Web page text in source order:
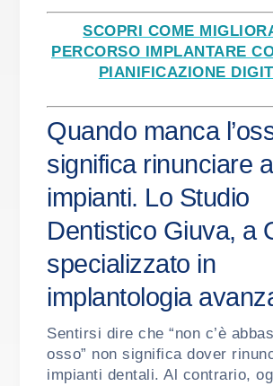
SCOPRI COME
PERCORSO IMPLANTARE
PIANIFICAZIONE
Quando manca
significa rinunciare
impianti. Lo Studio
Dentistico Giuva, a
specializzato in
implantologia
Sentirsi dire che “non c’è
osso” non significa dover
impianti dentali. Al contrario,